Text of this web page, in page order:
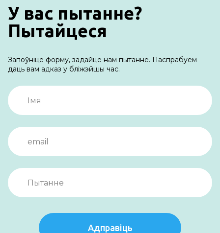
У вас пытанне?
Пытайцеся
Запоўніце форму, задайце нам пытанне. Паспрабуем
даць вам адказ у бліжэйшы час.
Адправіць